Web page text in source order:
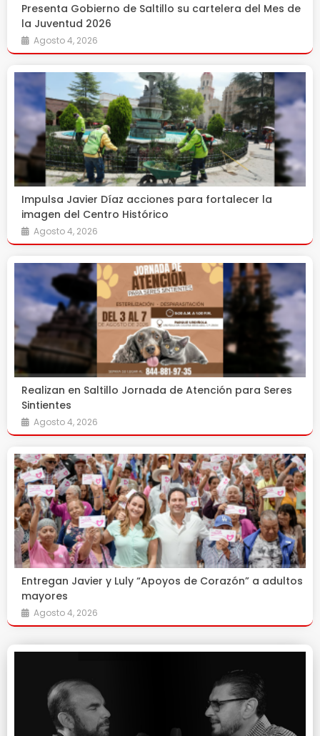
Presenta Gobierno de Saltillo su cartelera del Mes de
la Juventud 2026
Agosto 4, 2026
Impulsa Javier Díaz acciones para fortalecer la
imagen del Centro Histórico
Agosto 4, 2026
Realizan en Saltillo Jornada de Atención para Seres
Sintientes
Agosto 4, 2026
Entregan Javier y Luly “Apoyos de Corazón” a adultos
mayores
Agosto 4, 2026